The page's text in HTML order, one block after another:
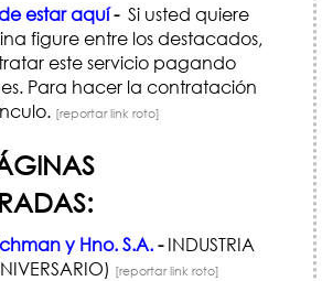
estar aquí-Si usted quiere
figure entre los destacados,
este servicio pagando
Para hacer la contratación
[reportar link roto]
y Hno. S.A.-INDUSTRIA
[reportar link roto]